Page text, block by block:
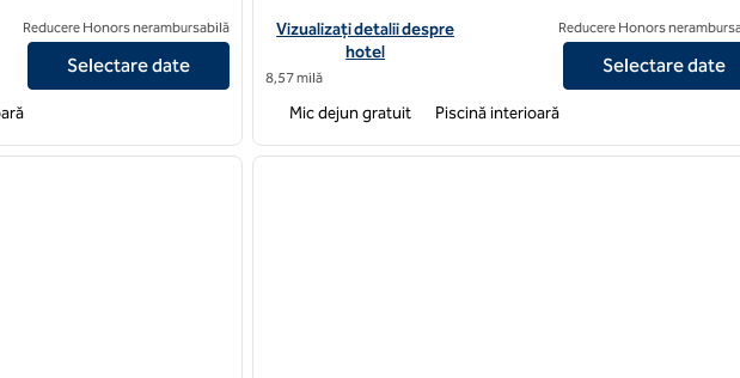
Suites by Hilton® Lynnwood Seattle Everett, WA
Reducere Honors nerambursabilă
Selectare date
Vizualizați detaliile hotelului Hampton Inn & Suites by Hilton
Vizualizați detalii despre
hotel
8,57 milă
Reducere Honors
Selectare date
Mic dejun gratuit Piscină interioară
imaginea următoare
1 din 12